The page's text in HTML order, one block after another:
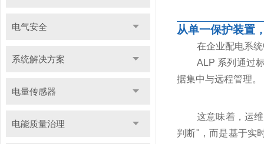
电气安全
系统解决方案
电量传感器
电能质量治理
从单一保护装置
在企业配电系
ALP 系列通过
据集中与远程管理。
这意味着，运
判断"，而是基于实